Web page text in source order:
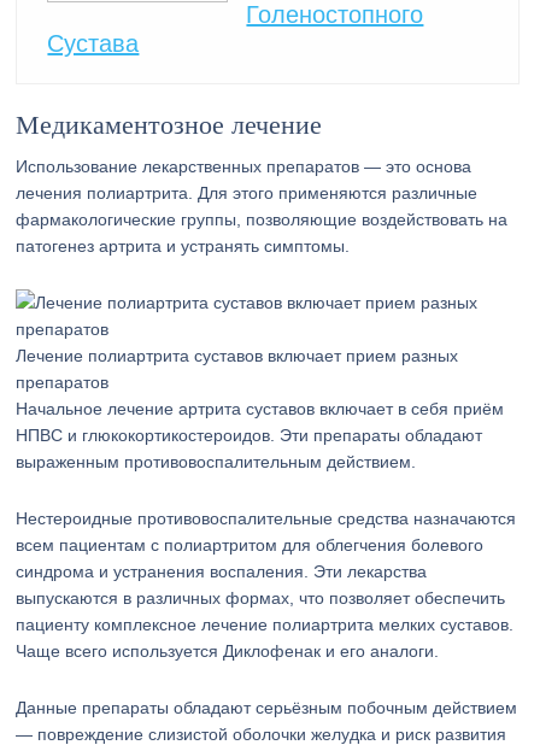
Голеностопного
Сустава
Медикаментозное лечение
Использование лекарственных препаратов — это основа
лечения полиартрита. Для этого применяются различные
фармакологические группы, позволяющие воздействовать на
патогенез артрита и устранять симптомы.
Лечение полиартрита суставов включает прием разных
препаратов
Начальное лечение артрита суставов включает в себя приём
НПВС и глюкокортикостероидов. Эти препараты обладают
выраженным противовоспалительным действием.
Нестероидные противовоспалительные средства назначаются
всем пациентам с полиартритом для облегчения болевого
синдрома и устранения воспаления. Эти лекарства
выпускаются в различных формах, что позволяет обеспечить
пациенту комплексное лечение полиартрита мелких суставов.
Чаще всего используется Диклофенак и его аналоги.
Данные препараты обладают серьёзным побочным действием
— повреждение слизистой оболочки желудка и риск развития